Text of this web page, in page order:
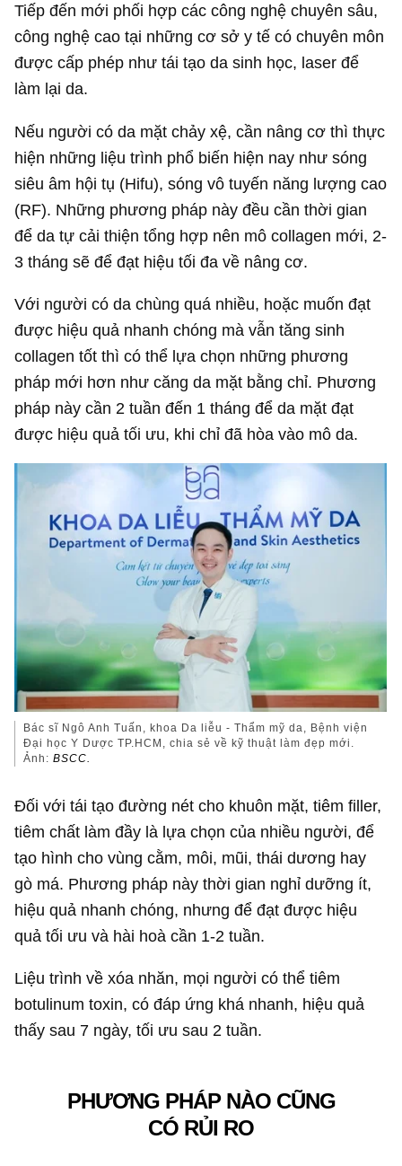
Tiếp đến mới phối hợp các công nghệ chuyên sâu,
công nghệ cao tại những cơ sở y tế có chuyên môn
được cấp phép như tái tạo da sinh học, laser để
làm lại da.
Nếu người có da mặt chảy xệ, cần nâng cơ thì thực
hiện những liệu trình phổ biến hiện nay như sóng
siêu âm hội tụ (Hifu), sóng vô tuyến năng lượng cao
(RF). Những phương pháp này đều cần thời gian
để da tự cải thiện tổng hợp nên mô collagen mới, 2-
3 tháng sẽ để đạt hiệu tối đa về nâng cơ.
Với người có da chùng quá nhiều, hoặc muốn đạt
được hiệu quả nhanh chóng mà vẫn tăng sinh
collagen tốt thì có thể lựa chọn những phương
pháp mới hơn như căng da mặt bằng chỉ. Phương
pháp này cần 2 tuần đến 1 tháng để da mặt đạt
được hiệu quả tối ưu, khi chỉ đã hòa vào mô da.
Bác sĩ Ngô Anh Tuấn, khoa Da liễu - Thẩm mỹ da, Bệnh viện
Đại học Y Dược TP.HCM, chia sẻ về kỹ thuật làm đẹp mới.
Ảnh:BSCC.
Đối với tái tạo đường nét cho khuôn mặt, tiêm filler,
tiêm chất làm đầy là lựa chọn của nhiều người, để
tạo hình cho vùng cằm, môi, mũi, thái dương hay
gò má. Phương pháp này thời gian nghỉ dưỡng ít,
hiệu quả nhanh chóng, nhưng để đạt được hiệu
quả tối ưu và hài hoà cần 1-2 tuần.
Liệu trình về xóa nhăn, mọi người có thể tiêm
botulinum toxin, có đáp ứng khá nhanh, hiệu quả
thấy sau 7 ngày, tối ưu sau 2 tuần.
PHƯƠNG PHÁP NÀO CŨNG
CÓ RỦI RO